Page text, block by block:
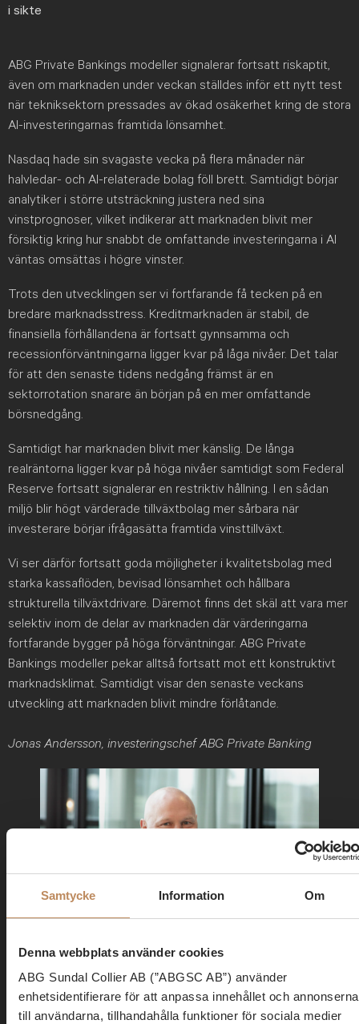
Samtycke Information Om
Denna webbplats använder cookies
ABG Sundal Collier AB (”ABGSC AB”) använder
enhetsidentifierare för att anpassa innehållet och annonserna
till användarna, tillhandahålla funktioner för sociala medier
i sikte
ABG Private Bankings modeller signalerar fortsatt riskaptit,
även om marknaden under veckan ställdes inför ett nytt test
när tekniksektorn pressades av ökad osäkerhet kring de stora
AI-investeringarnas framtida lönsamhet.
Nasdaq hade sin svagaste vecka på flera månader när
halvledar- och AI-relaterade bolag föll brett. Samtidigt börjar
analytiker i större utsträckning justera ned sina
vinstprognoser, vilket indikerar att marknaden blivit mer
försiktig kring hur snabbt de omfattande investeringarna i AI
väntas omsättas i högre vinster.
Trots den utvecklingen ser vi fortfarande få tecken på en
bredare marknadsstress. Kreditmarknaden är stabil, de
finansiella förhållandena är fortsatt gynnsamma och
recessionförväntningarna ligger kvar på låga nivåer. Det talar
för att den senaste tidens nedgång främst är en
sektorrotation snarare än början på en mer omfattande
börsnedgång.
Samtidigt har marknaden blivit mer känslig. De långa
realräntorna ligger kvar på höga nivåer samtidigt som Federal
Reserve fortsatt signalerar en restriktiv hållning. I en sådan
miljö blir högt värderade tillväxtbolag mer sårbara när
investerare börjar ifrågasätta framtida vinsttillväxt.
Vi ser därför fortsatt goda möjligheter i kvalitetsbolag med
starka kassaflöden, bevisad lönsamhet och hållbara
strukturella tillväxtdrivare. Däremot finns det skäl att vara mer
selektiv inom de delar av marknaden där värderingarna
fortfarande bygger på höga förväntningar. ABG Private
Bankings modeller pekar alltså fortsatt mot ett konstruktivt
marknadsklimat. Samtidigt visar den senaste veckans
utveckling att marknaden blivit mindre förlåtande.
Jonas Andersson, investeringschef ABG Private Banking
Denna portföljkommentar har tagits fram av ABG Private Banking, en avdelning
inom ABG Sundal Collier AB, och riktar sig till kunder inom bolagets diskretionära
förvaltning. Informationen syftar till att ge en översikt av de investeringar och de